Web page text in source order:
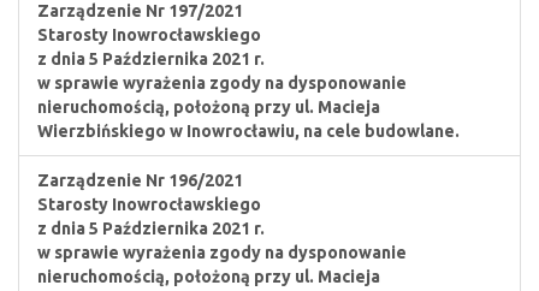
Zarządzenie Nr 197/2021
Starosty Inowrocławskiego
z dnia 5 Października 2021 r.
w sprawie wyrażenia zgody na dysponowanie
nieruchomością, położoną przy ul. Macieja
Wierzbińskiego w Inowrocławiu, na cele budowlane.
Zarządzenie Nr 196/2021
Starosty Inowrocławskiego
z dnia 5 Października 2021 r.
w sprawie wyrażenia zgody na dysponowanie
nieruchomością, położoną przy ul. Macieja